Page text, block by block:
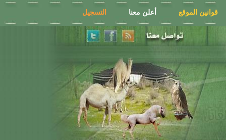
قوانين الموقع أعلن معنا التسجيل